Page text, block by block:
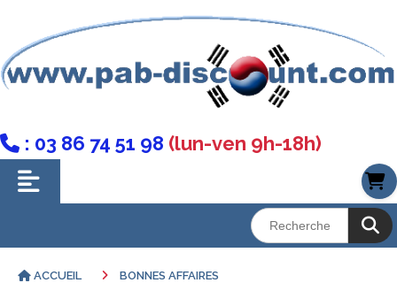
 : 03 86 74 51 98 (lun-ven 9h-18h)
ACCUEIL
BONNES AFFAIRES